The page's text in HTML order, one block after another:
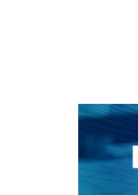
CAPA
NOTÍCIAS
Capa>n. 129